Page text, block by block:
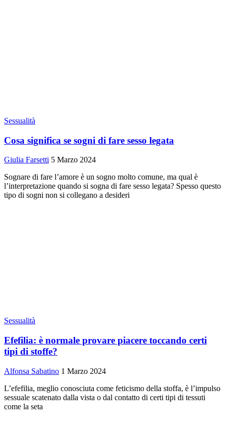
Sessualità
Cosa significa se sogni di fare sesso legata
Giulia Farsetti 5 Marzo 2024
Sognare di fare l’amore è un sogno molto comune, ma qual è
l’interpretazione quando si sogna di fare sesso legata? Spesso questo
tipo di sogni non si collegano a desideri
Sessualità
Efefilia: è normale provare piacere toccando certi
tipi di stoffe?
Alfonsa Sabatino 1 Marzo 2024
L’efefilia, meglio conosciuta come feticismo della stoffa, è l’impulso
sessuale scatenato dalla vista o dal contatto di certi tipi di tessuti
come la seta